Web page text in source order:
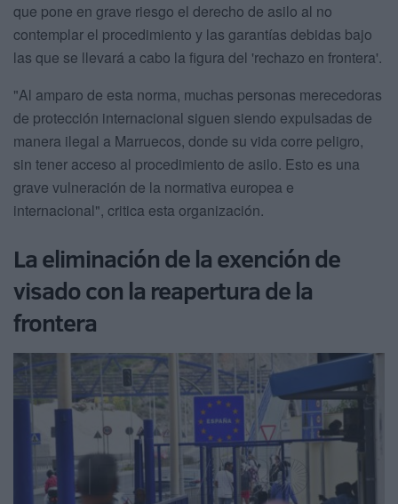
que pone en grave riesgo el derecho de asilo al no
contemplar el procedimiento y las garantías debidas bajo
las que se llevará a cabo la figura del 'rechazo en frontera'.
"Al amparo de esta norma, muchas personas merecedoras
de protección internacional siguen siendo expulsadas de
manera ilegal a Marruecos, donde su vida corre peligro,
sin tener acceso al procedimiento de asilo. Esto es una
grave vulneración de la normativa europea e
internacional", critica esta organización.
La eliminación de la exención de
visado con la reapertura de la
frontera